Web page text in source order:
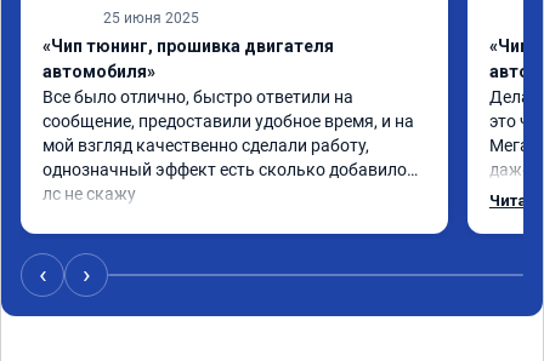
25 июня 2025
«Чип тюнинг, прошивка двигателя
автомобиля»
Все было отлично, быстро ответили на
сообщение, предоставили удобное время, и на
мой взгляд качественно сделали работу,
однозначный эффект есть сколько добавилось
лс не скажу
«Чип
Делал
это
Мега
даже
одно
‹ ›